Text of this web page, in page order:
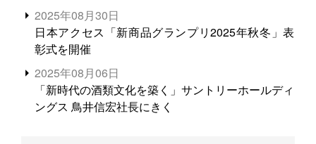
2025年08月30日
日本アクセス「新商品グランプリ2025年秋冬」表
彰式を開催
2025年08月06日
「新時代の酒類文化を築く」サントリーホールディ
ングス 鳥井信宏社長にきく